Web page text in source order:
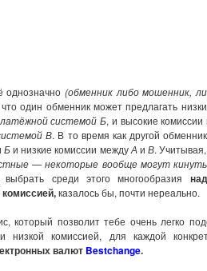
однозначно (обменник либо мошенник,
один обменник может предлагать
системой Б, и высокие
В. В то время как другой
Би низкие комиссии междуА иВ.
— некоторые вообще могут
среди этого многообразия
казалось бы, почти нереально.
который позволит тебе очень легко
низкой комиссией, для каждой
валют Bestchange.